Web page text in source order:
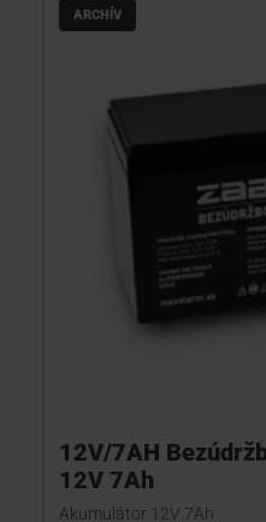
ARCHÍV
12V/7AH
12V 7Ah
Akumulátor 12V 7Ah